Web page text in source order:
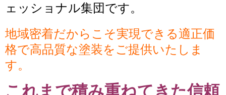
ェッショナル集団です。
地域密着だからこそ実現できる適正価
格で高品質な塗装をご提供いたしま
す。
これまで積み重ねてきた信頼